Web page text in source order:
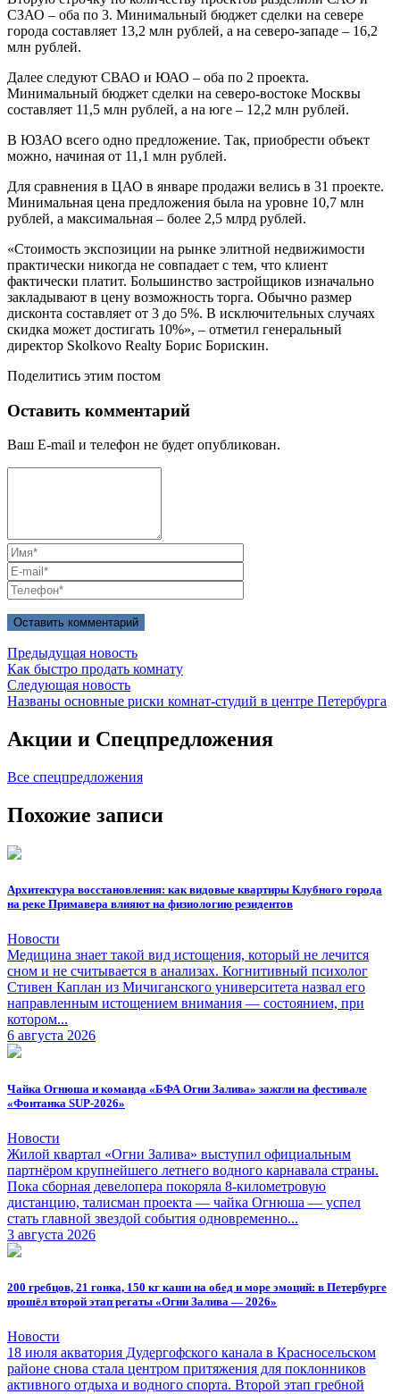
СЗАО – оба по 3. Минимальный бюджет сделки на севере
города составляет 13,2 млн рублей, а на северо-западе – 16,2
млн рублей.
Далее следуют СВАО и ЮАО – оба по 2 проекта.
Минимальный бюджет сделки на северо-востоке Москвы
составляет 11,5 млн рублей, а на юге – 12,2 млн рублей.
В ЮЗАО всего одно предложение. Так, приобрести объект
можно, начиная от 11,1 млн рублей.
Для сравнения в ЦАО в январе продажи велись в 31 проекте.
Минимальная цена предложения была на уровне 10,7 млн
рублей, а максимальная – более 2,5 млрд рублей.
«Стоимость экспозиции на рынке элитной недвижимости
практически никогда не совпадает с тем, что клиент
фактически платит. Большинство застройщиков изначально
закладывают в цену возможность торга. Обычно размер
дисконта составляет от 3 до 5%. В исключительных случаях
скидка может достигать 10%», – отметил генеральный
директор Skolkovo Realty Борис Борискин.
Поделитись этим постом
Оставить комментарий
Ваш E-mail и телефон не будет опубликован.
Предыдущая новость
Как быстро продать комнату
Следующая новость
Названы основные риски комнат-студий в центре Петербурга
Акции и Спецпредложения
Все спецпредложения
Похожие записи
Архитектура восстановления: как видовые квартиры Клубного города
на реке Примавера влияют на физиологию резидентов
Новости
Медицина знает такой вид истощения, который не лечится
сном и не считывается в анализах. Когнитивный психолог
Стивен Каплан из Мичиганского университета назвал его
направленным истощением внимания — состоянием, при
котором...
6 августа 2026
Чайка Огнюша и команда «БФА Огни Залива» зажгли на фестивале
«Фонтанка SUP-2026»
Новости
Жилой квартал «Огни Залива» выступил официальным
партнёром крупнейшего летнего водного карнавала страны.
Пока сборная девелопера покоряла 8-километровую
дистанцию, талисман проекта — чайка Огнюша — успел
стать главной звездой события одновременно...
3 августа 2026
200 гребцов, 21 гонка, 150 кг каши на обед и море эмоций: в Петербурге
прошёл второй этап регаты «Огни Залива — 2026»
Новости
18 июля акватория Дудергофского канала в Красносельском
районе снова стала центром притяжения для поклонников
активного отдыха и водного спорта. Второй этап гребной